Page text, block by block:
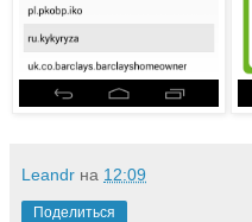
Leandr на 12:09
Поделиться